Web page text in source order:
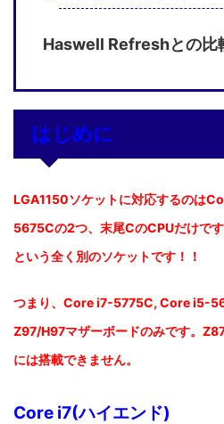
Haswell Refreshとの比
はじめに
LGA1150ソケットに対応するのは
5675Cの2つ、末尾CのCPUだけで
という全く別のソケットです！！
つまり、Core i7-5775C, Core i5-
Z97/H97マザーボードのみです。
には搭載できません。
Core i7(ハイエンド)